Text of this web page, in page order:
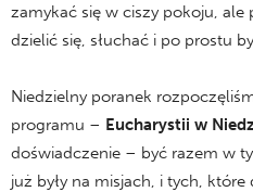
zamykać się w ciszy pokoju, ale
dzielić się, słuchać i po prostu
Niedzielny poranek
programu – Eucharystii w
doświadczenie – być razem w
już były na misjach, i tych,